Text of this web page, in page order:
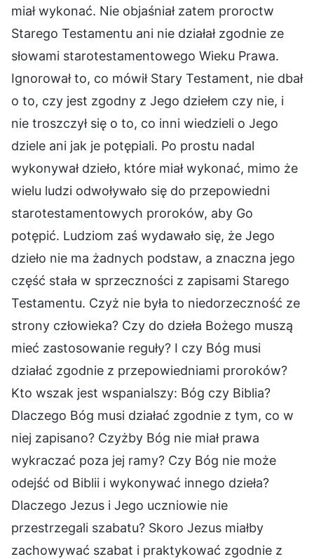
miał wykonać. Nie objaśniał zatem proroctw
Starego Testamentu ani nie działał zgodnie ze
słowami starotestamentowego Wieku Prawa.
Ignorował to, co mówił Stary Testament, nie dbał
o to, czy jest zgodny z Jego dziełem czy nie, i
nie troszczył się o to, co inni wiedzieli o Jego
dziele ani jak je potępiali. Po prostu nadal
wykonywał dzieło, które miał wykonać, mimo że
wielu ludzi odwoływało się do przepowiedni
starotestamentowych proroków, aby Go
potępić. Ludziom zaś wydawało się, że Jego
dzieło nie ma żadnych podstaw, a znaczna jego
część stała w sprzeczności z zapisami Starego
Testamentu. Czyż nie była to niedorzeczność ze
strony człowieka? Czy do dzieła Bożego muszą
mieć zastosowanie reguły? I czy Bóg musi
działać zgodnie z przepowiedniami proroków?
Kto wszak jest wspanialszy: Bóg czy Biblia?
Dlaczego Bóg musi działać zgodnie z tym, co w
niej zapisano? Czyżby Bóg nie miał prawa
wykraczać poza jej ramy? Czy Bóg nie może
odejść od Biblii i wykonywać innego dzieła?
Dlaczego Jezus i Jego uczniowie nie
przestrzegali szabatu? Skoro Jezus miałby
zachowywać szabat i praktykować zgodnie z